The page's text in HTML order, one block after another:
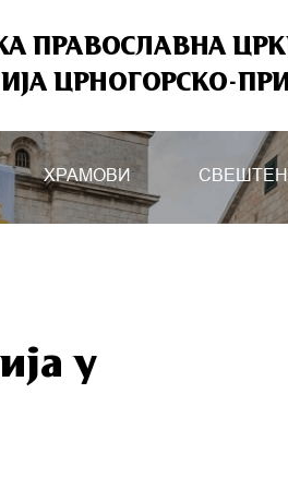
ПРАВОСЛАВНА
ЦРНОГОРСКО-
ХРАМОВИ
у